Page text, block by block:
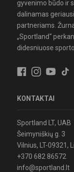
gyvenimo būdo ir
dalinamas
partneriams.
„Sportland“
didesniuose
KONTAKTAI
Sportland LT, UAB
Šeimyniškių g. 3
Vilnius, LT-09321,
+370 682 86572
info@sportland.lt